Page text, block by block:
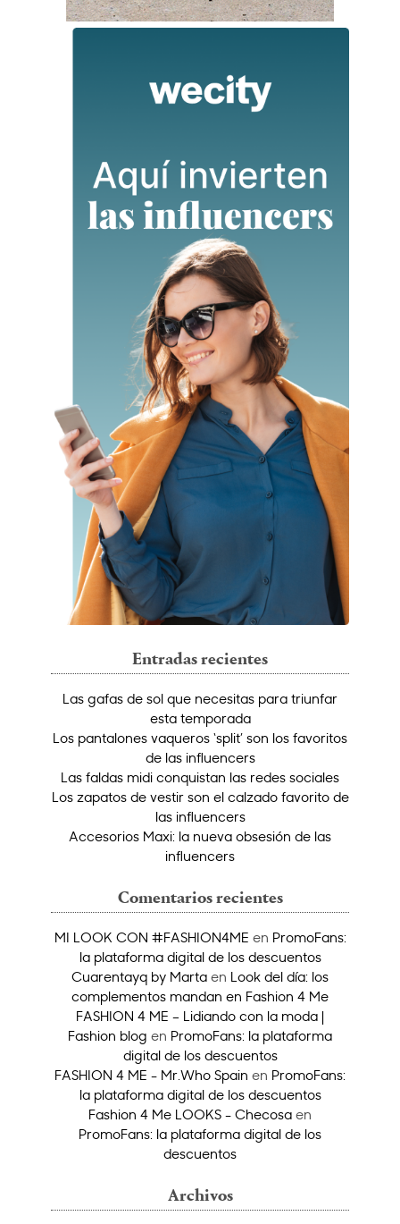
Entradas recientes
Las gafas de sol que necesitas para triunfar
esta temporada
Los pantalones vaqueros ‘split’ son los favoritos
de las influencers
Las faldas midi conquistan las redes sociales
Los zapatos de vestir son el calzado favorito de
las influencers
Accesorios Maxi: la nueva obsesión de las
influencers
Comentarios recientes
MI LOOK CON #FASHION4ME en PromoFans:
la plataforma digital de los descuentos
Cuarentayq by Marta en Look del día: los
complementos mandan en Fashion 4 Me
FASHION 4 ME – Lidiando con la moda |
Fashion blog en PromoFans: la plataforma
digital de los descuentos
FASHION 4 ME - Mr.Who Spain en PromoFans:
la plataforma digital de los descuentos
Fashion 4 Me LOOKS - Checosa en
PromoFans: la plataforma digital de los
descuentos
Archivos